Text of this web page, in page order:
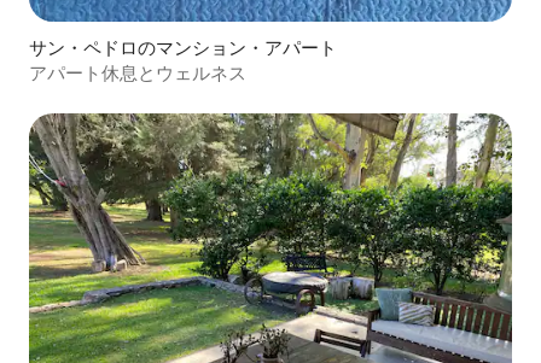
サン・ペドロのマンション・アパート
アパート休息とウェルネス